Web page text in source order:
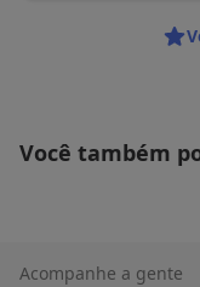
Você também
Acompanhe a gente